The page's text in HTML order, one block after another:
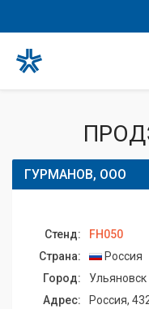
ГУРМАНОВ, ООО
Стенд:
FH050
Страна:
Россия
Город:
Ульяновск
Адрес:
Россия,